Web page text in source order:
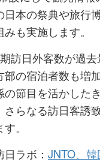
日本の祭典や旅行
も実施します。
訪日外客数が過
部の宿泊者数も増
節目を活かした
さらなる訪日客誘
。
ラボ： JNTO、